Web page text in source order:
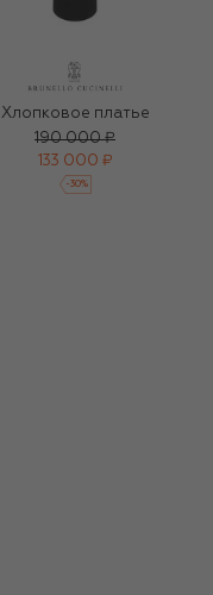
Хлопковое платье
190 000 ₽
133 000 ₽
-30%